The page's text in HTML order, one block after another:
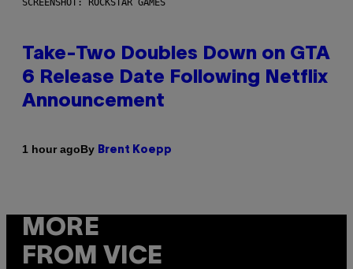
SCREENSHOT: ROCKSTAR GAMES
Take-Two Doubles Down on GTA
6 Release Date Following Netflix
Announcement
1 hour agoBy Brent Koepp
MORE
FROM VICE